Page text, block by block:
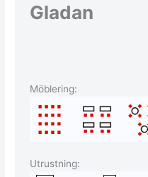
Gladan
Möblering:
Utrustning: